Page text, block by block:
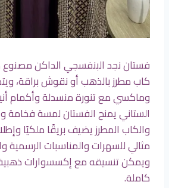
فستان نجد البنفسجي الداكن
كاب مطرز بالذهب أو نقوش براقة،
وماكسي مع تنورة منسدلة وأكمام
الستاني يمنح الفستان لمسة فخامة
والكاب المطرز يضيف بريقًا ملكيًا
مثالي للسهرات والمناسبات الرسمية
ويمكن تنسيقه مع إكسسوارات
كاملة.